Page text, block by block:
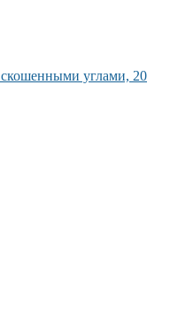
углами, 20